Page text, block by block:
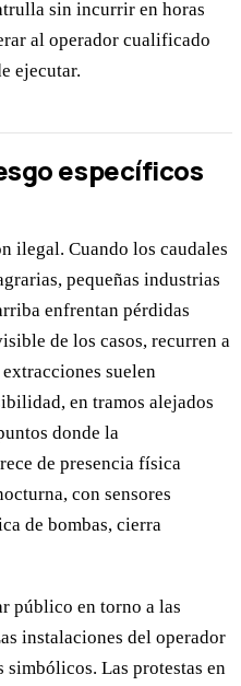
sin incurrir en horas
al operador cualificado
ejecutar.
específicos
ilegal. Cuando los caudales
pequeñas industrias
enfrentan pérdidas
de los casos, recurren a
suelen
en tramos alejados
donde la
de presencia física
con sensores
de bombas, cierra
público en torno a las
instalaciones del operador
Las protestas en